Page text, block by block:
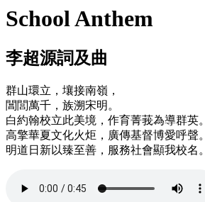
School Anthem
李超源詞及曲
群山環立，壤接南嶺，
閶閭萬千，族溯宋明。
白約翰校立此美境，作育菁莪為導群英。
高擎華夏文化火炬，廣傳基督博愛呼聲。
明道日新以臻至善，服務社會顯我校名。